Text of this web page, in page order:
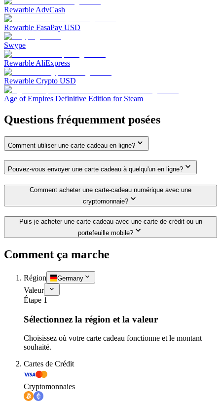
Rewarble AdvCash
Rewarble FasaPay USD
Swype
Rewarble AliExpress
Rewarble Crypto USD
Age of Empires Definitive Edition for Steam
Questions fréquemment posées
Comment utiliser une carte cadeau en ligne?
Pouvez-vous envoyer une carte cadeau à quelqu'un en ligne?
Comment acheter une carte-cadeau numérique avec une
cryptomonnaie?
Puis-je acheter une carte cadeau avec une carte de crédit ou un
portefeuille mobile?
Comment ça marche
Région Germany
Valeur
Étape 1
Sélectionnez la région et la valeur
Choisissez où votre carte cadeau fonctionne et le montant
souhaité.
Cartes de Crédit
Cryptomonnaies